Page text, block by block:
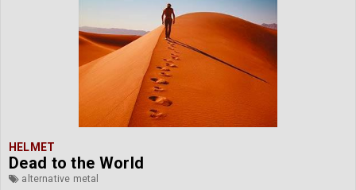
HELMET
Dead to the World
alternative metal